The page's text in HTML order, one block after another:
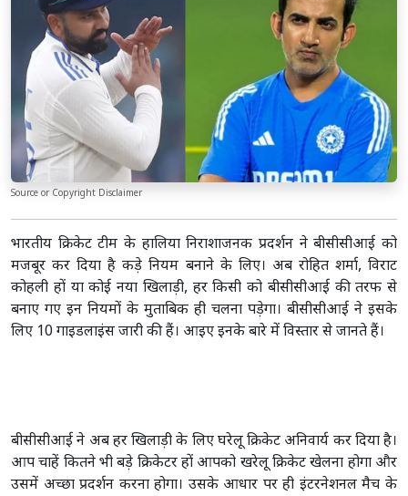
Source or Copyright Disclaimer
भारतीय क्रिकेट टीम के हालिया निराशाजनक प्रदर्शन ने बीसीसीआई को
मजबूर कर दिया है कड़े नियम बनाने के लिए। अब रोहित शर्मा, विराट
कोहली हों या कोई नया खिलाड़ी, हर किसी को बीसीसीआई की तरफ से
बनाए गए इन नियमों के मुताबिक ही चलना पड़ेगा। बीसीसीआई ने इसके
लिए 10 गाइडलाइंस जारी की हैं। आइए इनके बारे में विस्तार से जानते हैं।
बीसीसीआई ने अब हर खिलाड़ी के लिए घरेलू क्रिकेट अनिवार्य कर दिया है।
आप चाहें कितने भी बड़े क्रिकेटर हों आपको खरेलू क्रिकेट खेलना होगा और
उसमें अच्छा प्रदर्शन करना होगा। उसके आधार पर ही इंटरनेशनल मैच के